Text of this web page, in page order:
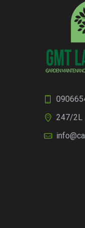
247/2L